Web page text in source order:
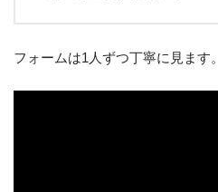
フォームは1人ずつ丁寧に見ます。